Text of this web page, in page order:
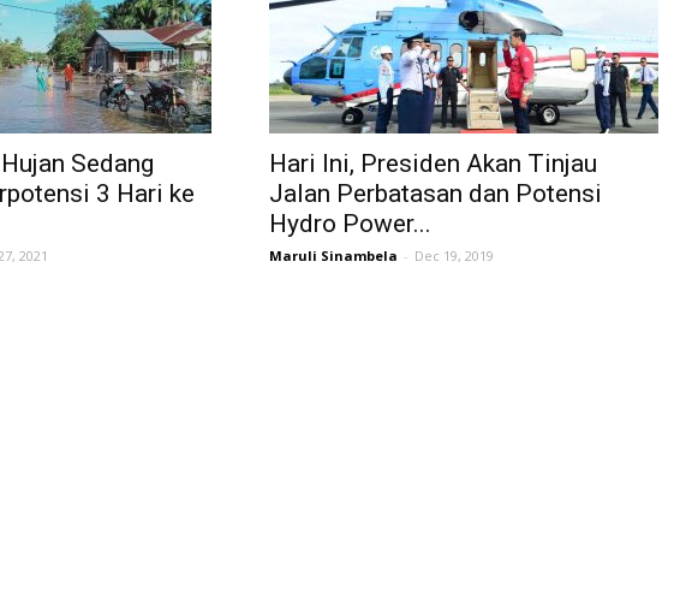
Sedang
3 Hari ke
2021
Hari Ini, Presiden Akan Tinjau
Jalan Perbatasan dan Potensi
Hydro Power...
Maruli Sinambela - Dec 19, 2019